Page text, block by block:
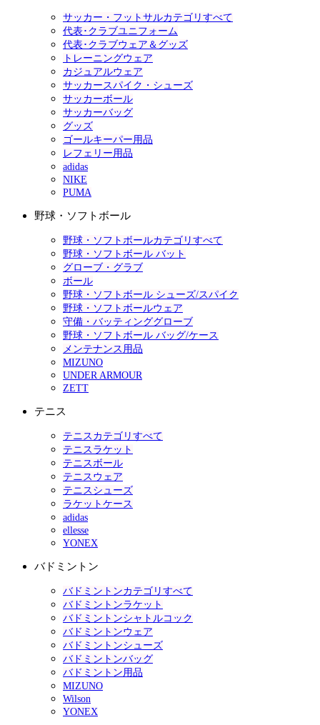
サッカー・フットサルカテゴリすべて
代表･クラブユニフォーム
代表･クラブウェア＆グッズ
トレーニングウェア
カジュアルウェア
サッカースパイク・シューズ
サッカーボール
サッカーバッグ
グッズ
ゴールキーパー用品
レフェリー用品
adidas
NIKE
PUMA
野球・ソフトボール
野球・ソフトボールカテゴリすべて
野球・ソフトボール バット
グローブ・グラブ
ボール
野球・ソフトボール シューズ/スパイク
野球・ソフトボールウェア
守備・バッティンググローブ
野球・ソフトボール バッグ/ケース
メンテナンス用品
MIZUNO
UNDER ARMOUR
ZETT
テニス
テニスカテゴリすべて
テニスラケット
テニスボール
テニスウェア
テニスシューズ
ラケットケース
adidas
ellesse
YONEX
バドミントン
バドミントンカテゴリすべて
バドミントンラケット
バドミントンシャトルコック
バドミントンウェア
バドミントンシューズ
バドミントンバッグ
バドミントン用品
MIZUNO
Wilson
YONEX